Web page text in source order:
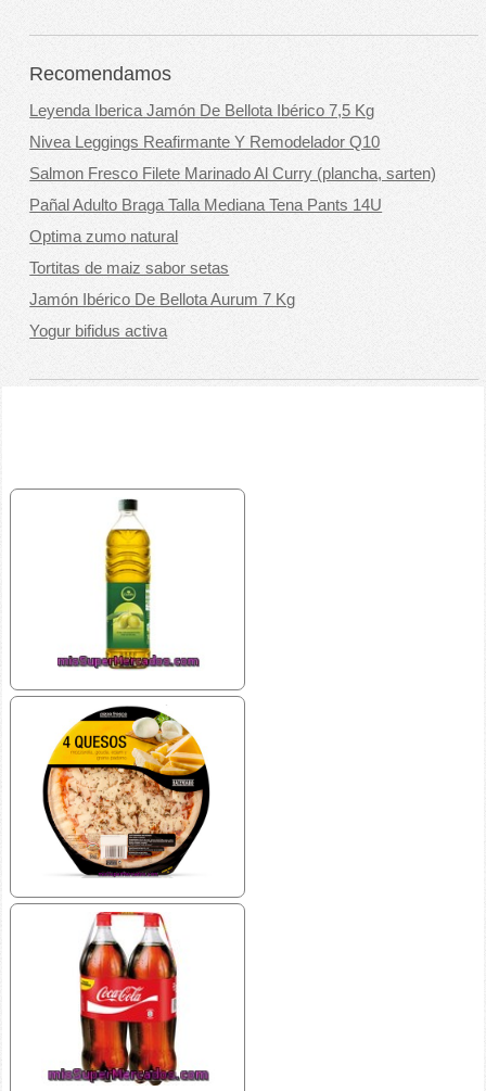
Recomendamos
Leyenda Iberica Jamón De Bellota Ibérico 7,5 Kg
Nivea Leggings Reafirmante Y Remodelador Q10
Salmon Fresco Filete Marinado Al Curry (plancha, sarten)
Pañal Adulto Braga Talla Mediana Tena Pants 14U
Optima zumo natural
Tortitas de maiz sabor setas
Jamón Ibérico De Bellota Aurum 7 Kg
Yogur bifidus activa